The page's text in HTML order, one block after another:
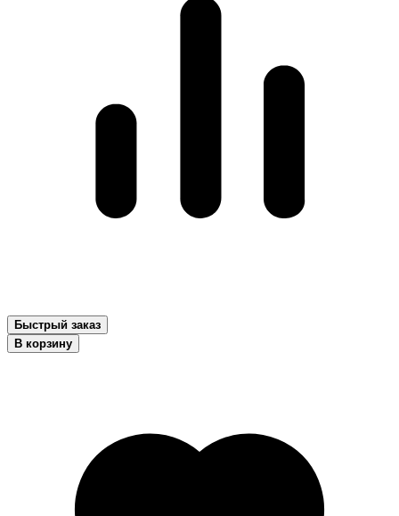
Быстрый заказ
В корзину